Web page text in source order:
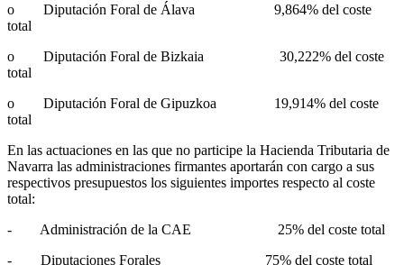
o Diputación Foral de Álava 9,864% del coste
total
o Diputación Foral de Bizkaia 30,222% del coste
total
o Diputación Foral de Gipuzkoa 19,914% del coste
total
En las actuaciones en las que no participe la Hacienda Tributaria de
Navarra las administraciones firmantes aportarán con cargo a sus
respectivos presupuestos los siguientes importes respecto al coste
total:
- Administración de la CAE 25% del coste total
- Diputaciones Forales 75% del coste total